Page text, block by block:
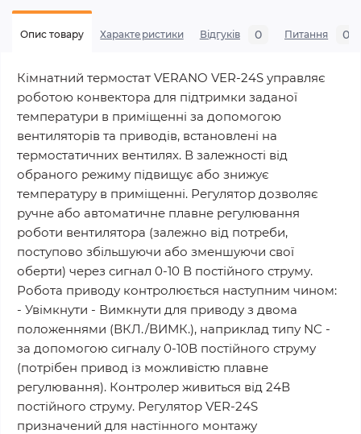
Опис товару Характеристики Відгуків 0 Питання 0
Кімнатний термостат VERANO VER-24S управляє
роботою конвектора для підтримки заданої
температури в приміщенні за допомогою
вентиляторів та приводів, встановлені на
термостатичних вентилях. В залежності від
обраного режиму підвищує або знижує
температуру в приміщенні. Регулятор дозволяє
ручне або автоматичне плавне регулювання
роботи вентилятора (залежно від потреби,
поступово збільшуючи або зменшуючи свої
оберти) через сигнал 0-10 В постійного струму.
Робота приводу контролюється наступним чином:
- Увімкнути - Вимкнути для приводу з двома
положеннями (ВКЛ./ВИМК.), наприклад типу NC -
за допомогою сигналу 0-10В постійного струму
(потрібен привод із можливістю плавне
регулювання). Контролер живиться від 24В
постійного струму. Регулятор VER-24S
призначений для настінного монтажу